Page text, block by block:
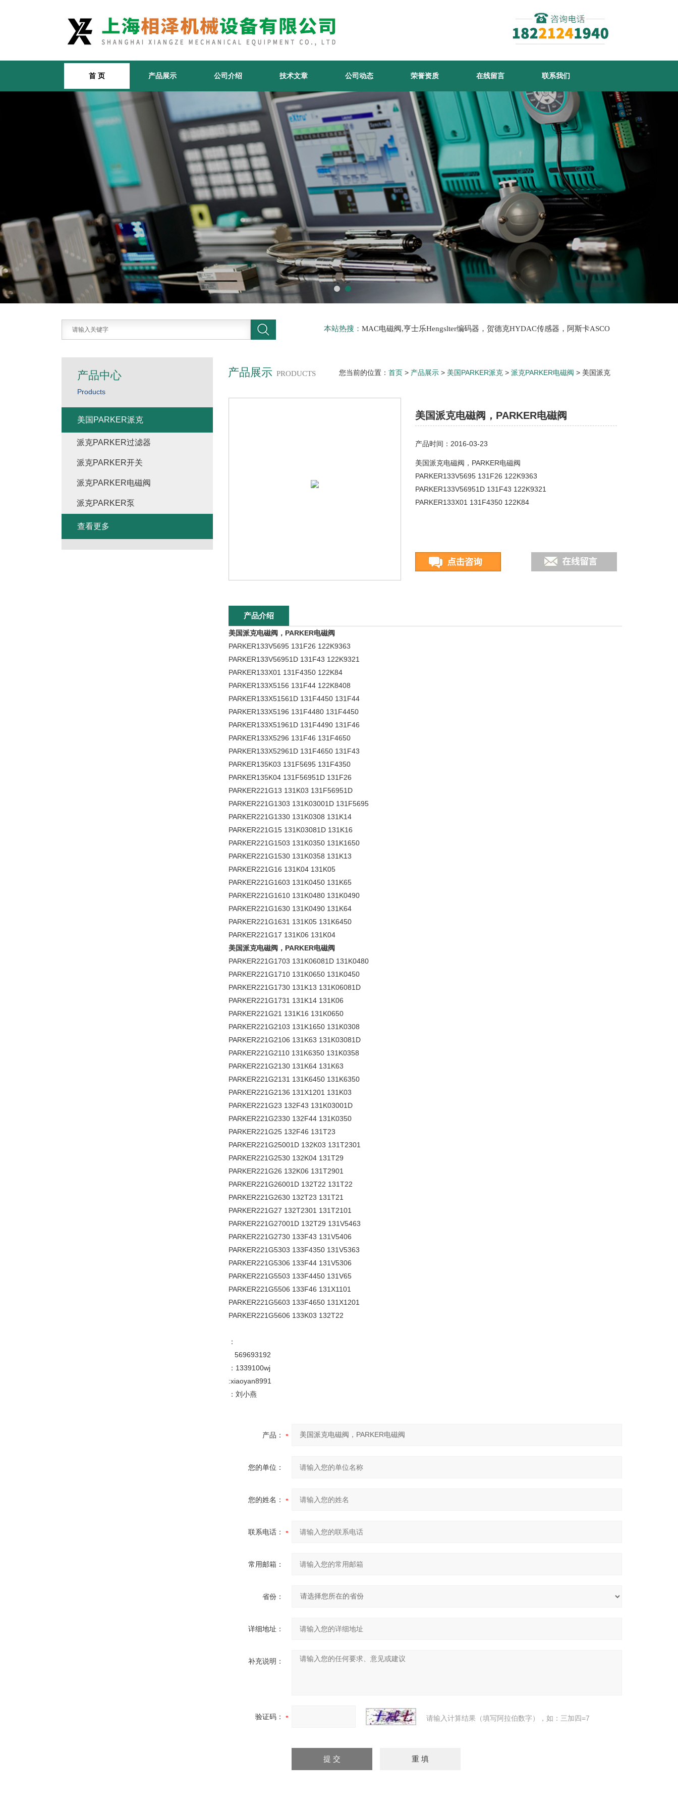
首 页 产品展示 公司介绍 技术文章 公司动态 荣誉资质 在线留言 联系我们
本站热搜： MAC电磁阀,亨士乐Hengslter编码器，贺德克HYDAC传感器，阿斯卡ASCO
产品展示 PRODUCTS 您当前的位置： 首页 > 产品展示 > 美国PARKER派克 > 派克PARKER电磁阀 > 美国派克
美国派克电磁阀，PARKER电磁阀
产品时间：2016-03-23
美国派克电磁阀，PARKER电磁阀
PARKER133V5695 131F26 122K9363
PARKER133V56951D 131F43 122K9321
PARKER133X01 131F4350 122K84
产品介绍
美国派克电磁阀，PARKER电磁阀
PARKER133V5695 131F26 122K9363
PARKER133V56951D 131F43 122K9321
PARKER133X01 131F4350 122K84
PARKER133X5156 131F44 122K8408
PARKER133X51561D 131F4450 131F44
PARKER133X5196 131F4480 131F4450
PARKER133X51961D 131F4490 131F46
PARKER133X5296 131F46 131F4650
PARKER133X52961D 131F4650 131F43
PARKER135K03 131F5695 131F4350
PARKER135K04 131F56951D 131F26
PARKER221G13 131K03 131F56951D
PARKER221G1303 131K03001D 131F5695
PARKER221G1330 131K0308 131K14
PARKER221G15 131K03081D 131K16
PARKER221G1503 131K0350 131K1650
PARKER221G1530 131K0358 131K13
PARKER221G16 131K04 131K05
PARKER221G1603 131K0450 131K65
PARKER221G1610 131K0480 131K0490
PARKER221G1630 131K0490 131K64
PARKER221G1631 131K05 131K6450
PARKER221G17 131K06 131K04
美国派克电磁阀，PARKER电磁阀
PARKER221G1703 131K06081D 131K0480
PARKER221G1710 131K0650 131K0450
PARKER221G1730 131K13 131K06081D
PARKER221G1731 131K14 131K06
PARKER221G21 131K16 131K0650
PARKER221G2103 131K1650 131K0308
PARKER221G2106 131K63 131K03081D
PARKER221G2110 131K6350 131K0358
PARKER221G2130 131K64 131K63
PARKER221G2131 131K6450 131K6350
PARKER221G2136 131X1201 131K03
PARKER221G23 132F43 131K03001D
PARKER221G2330 132F44 131K0350
PARKER221G25 132F46 131T23
PARKER221G25001D 132K03 131T2301
PARKER221G2530 132K04 131T29
PARKER221G26 132K06 131T2901
PARKER221G26001D 132T22 131T22
PARKER221G2630 132T23 131T21
PARKER221G27 132T2301 131T2101
PARKER221G27001D 132T29 131V5463
PARKER221G2730 133F43 131V5406
PARKER221G5303 133F4350 131V5363
PARKER221G5306 133F44 131V5306
PARKER221G5503 133F4450 131V65
PARKER221G5506 133F46 131X1101
PARKER221G5603 133F4650 131X1201
PARKER221G5606 133K03 132T22
：
569693192
：1339100wj
:xiaoyan8991
：刘小燕
产品：
您的单位：
您的姓名：
联系电话：
常用邮箱：
省份：
详细地址：
补充说明：
验证码： 请输入计算结果（填写阿拉伯数字），如：三加四=7
产品中心
Products
美国PARKER派克
派克PARKER过滤器
派克PARKER开关
派克PARKER电磁阀
派克PARKER泵
查看更多